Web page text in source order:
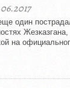
один
на